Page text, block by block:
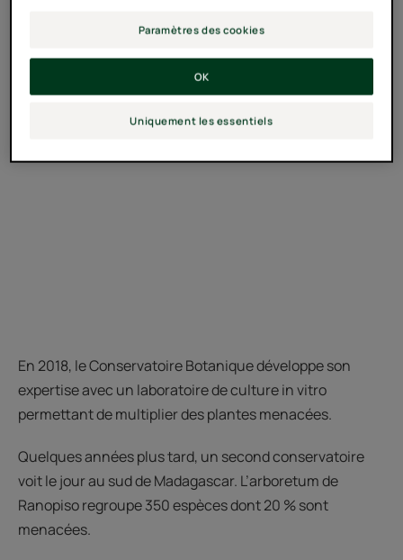
En 2018, le Conservatoire Botanique développe son
expertise avec un laboratoire de culture in vitro
permettant de multiplier des plantes menacées.
Quelques années plus tard, un second conservatoire
voit le jour au sud de Madagascar. L’arboretum de
Ranopiso regroupe 350 espèces dont 20 % sont
menacées.
Paramètres des cookies
Uniquement les essentiels
OK